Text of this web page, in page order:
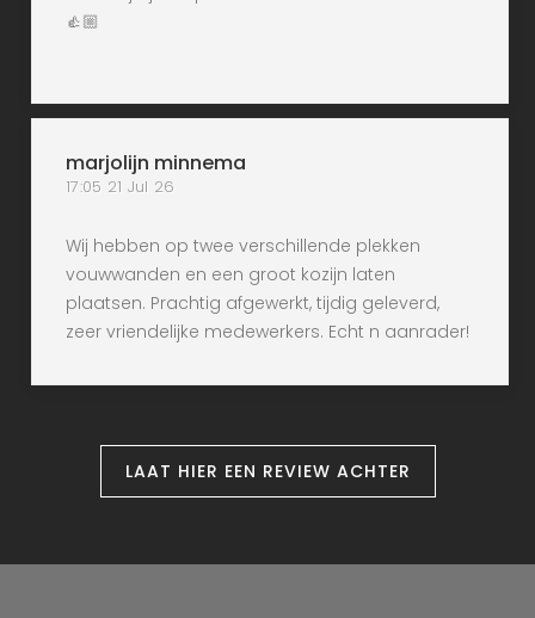
👍🏼
marjolijn minnema
17:05 21 Jul 26
Wij hebben op twee verschillende plekken
vouwwanden en een groot kozijn laten
plaatsen. Prachtig afgewerkt, tijdig geleverd,
zeer vriendelijke medewerkers. Echt n aanrader!
LAAT HIER EEN REVIEW ACHTER